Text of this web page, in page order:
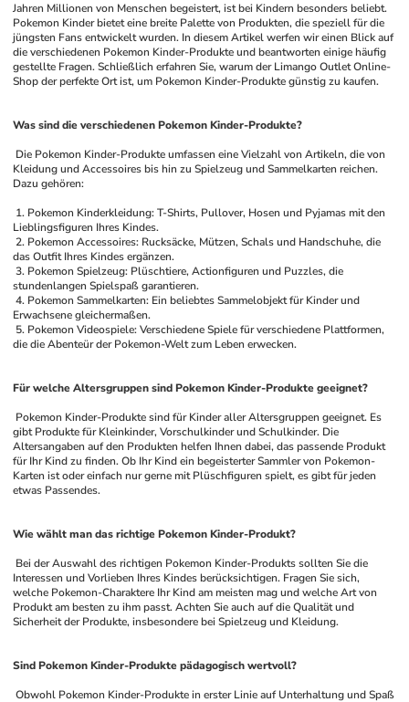
Jahren Millionen von Menschen begeistert, ist bei Kindern besonders beliebt.
Pokemon Kinder bietet eine breite Palette von Produkten, die speziell für die
jüngsten Fans entwickelt wurden. In diesem Artikel werfen wir einen Blick auf
die verschiedenen Pokemon Kinder-Produkte und beantworten einige häufig
gestellte Fragen. Schließlich erfahren Sie, warum der Limango Outlet Online-
Shop der perfekte Ort ist, um Pokemon Kinder-Produkte günstig zu kaufen.
Was sind die verschiedenen Pokemon Kinder-Produkte?
Kleidung und Accessoires bis hin zu Spielzeug und Sammelkarten reichen.
Dazu gehören:
Lieblingsfiguren Ihres Kindes.
2. Pokemon Accessoires: Rucksäcke, Mützen, Schals und Handschuhe, die
das Outfit Ihres Kindes ergänzen.
3. Pokemon Spielzeug: Plüschtiere, Actionfiguren und Puzzles, die
stundenlangen Spielspaß garantieren.
4. Pokemon Sammelkarten: Ein beliebtes Sammelobjekt für Kinder und
Erwachsene gleichermaßen.
die die Abenteür der Pokemon-Welt zum Leben erwecken.
Für welche Altersgruppen sind Pokemon Kinder-Produkte geeignet?
gibt Produkte für Kleinkinder, Vorschulkinder und Schulkinder. Die
Altersangaben auf den Produkten helfen Ihnen dabei, das passende Produkt
für Ihr Kind zu finden. Ob Ihr Kind ein begeisterter Sammler von Pokemon-
Karten ist oder einfach nur gerne mit Plüschfiguren spielt, es gibt für jeden
etwas Passendes.
Wie wählt man das richtige Pokemon Kinder-Produkt?
Interessen und Vorlieben Ihres Kindes berücksichtigen. Fragen Sie sich,
welche Pokemon-Charaktere Ihr Kind am meisten mag und welche Art von
Produkt am besten zu ihm passt. Achten Sie auch auf die Qualität und
Sicherheit der Produkte, insbesondere bei Spielzeug und Kleidung.
Sind Pokemon Kinder-Produkte pädagogisch wertvoll?
Obwohl Pokemon Kinder-Produkte in erster Linie auf Unterhaltung und Spaß